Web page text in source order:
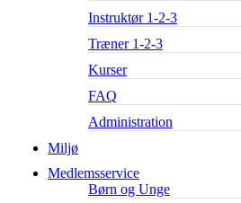
Instruktør 1-2-3
Træner 1-2-3
Kurser
FAQ
Administration
Miljø
Medlemsservice
Børn og Unge